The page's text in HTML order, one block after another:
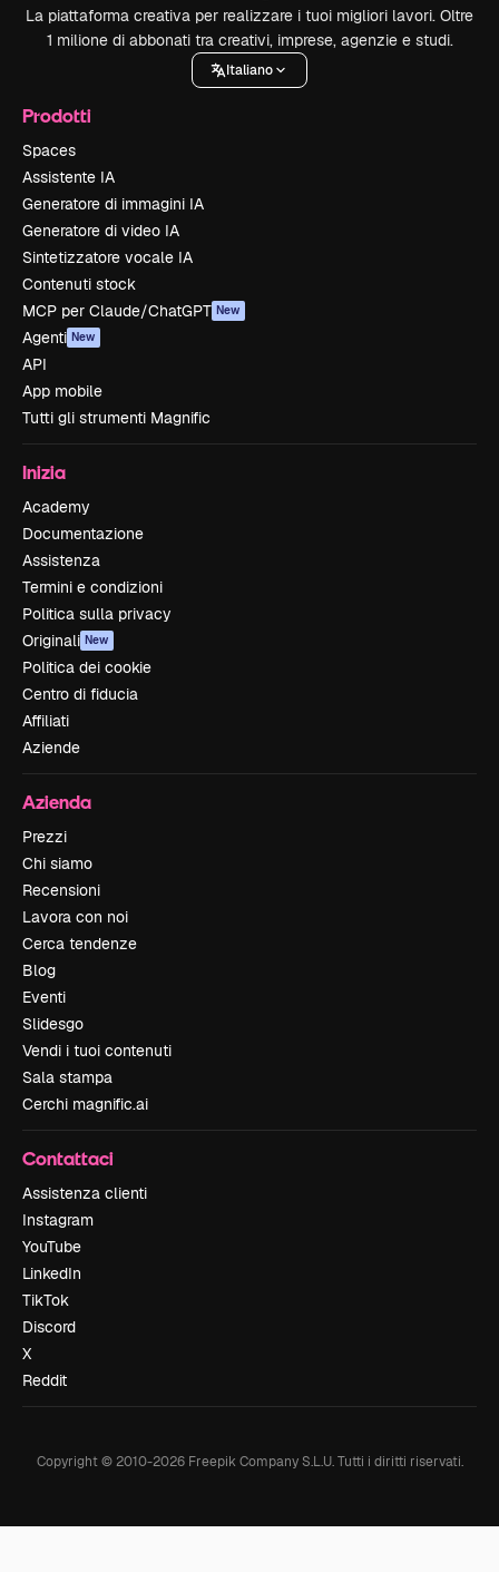
La piattaforma creativa per realizzare i tuoi migliori lavori. Oltre
1 milione di abbonati tra creativi, imprese, agenzie e studi.
Italiano
Prodotti
Spaces
Assistente IA
Generatore di immagini IA
Generatore di video IA
Sintetizzatore vocale IA
Contenuti stock
MCP per Claude/ChatGPT New
Agenti New
API
App mobile
Tutti gli strumenti Magnific
Inizia
Academy
Documentazione
Assistenza
Termini e condizioni
Politica sulla privacy
Originali New
Politica dei cookie
Centro di fiducia
Affiliati
Aziende
Azienda
Prezzi
Chi siamo
Recensioni
Lavora con noi
Cerca tendenze
Blog
Eventi
Slidesgo
Vendi i tuoi contenuti
Sala stampa
Cerchi magnific.ai
Contattaci
Assistenza clienti
Instagram
YouTube
LinkedIn
TikTok
Discord
X
Reddit
Copyright © 2010-2026Freepik Company S.L.U. Tutti i diritti riservati.